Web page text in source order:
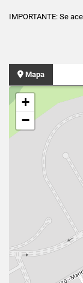
IMPORTANTE: Se
Mapa
+
−